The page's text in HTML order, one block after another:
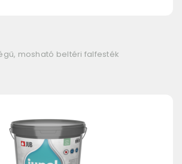
mosható beltéri falfesték